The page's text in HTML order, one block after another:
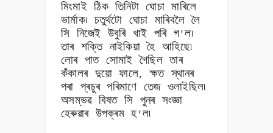
মিংমাই ঠিক তিনিটা ঘোচা মাৰিলে
ভাৰ্মাক৷ চতুৰ্থটো ঘোচা মাৰিবলৈ লৈ
সি নিজেই উবুৰি খাই পৰি গ'ল৷
তাৰ শক্তি নাইকিয়া হৈ আহিছে৷
লোৰ পাত সোমাই গৈছিল তাৰ
কঁকালৰ দুয়ো ফালে,ক্ষত স্থানৰ
পৰা প্ৰচুৰ পৰিমাণে তেজ ওলাইছিল৷
অসম্ভৱ বিষত সি পুনৰ সংজ্ঞা
হেৰুৱাৰ উপক্ৰম হ'ল৷